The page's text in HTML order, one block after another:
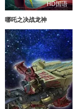
HD国语
哪吒之决战龙神